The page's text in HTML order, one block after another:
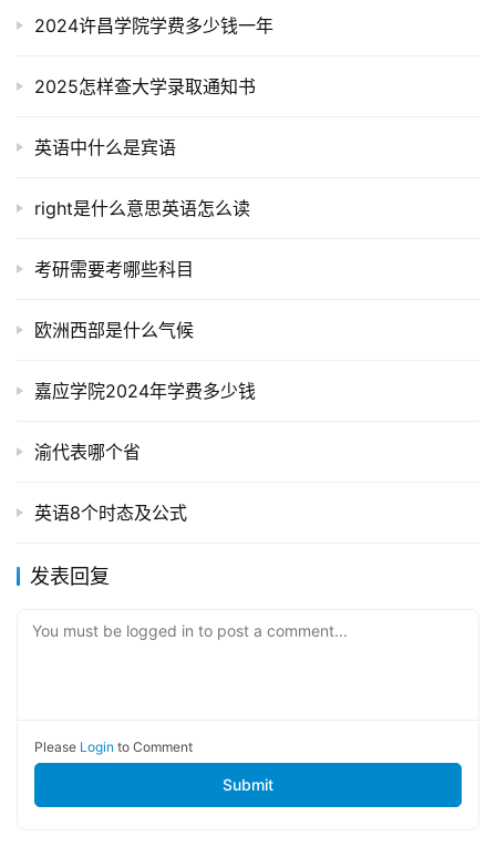
2024许昌学院学费多少钱一年
2025怎样查大学录取通知书
英语中什么是宾语
right是什么意思英语怎么读
考研需要考哪些科目
欧洲西部是什么气候
嘉应学院2024年学费多少钱
渝代表哪个省
英语8个时态及公式
发表回复
You must be logged in to post a comment...
Please Login to Comment
Submit